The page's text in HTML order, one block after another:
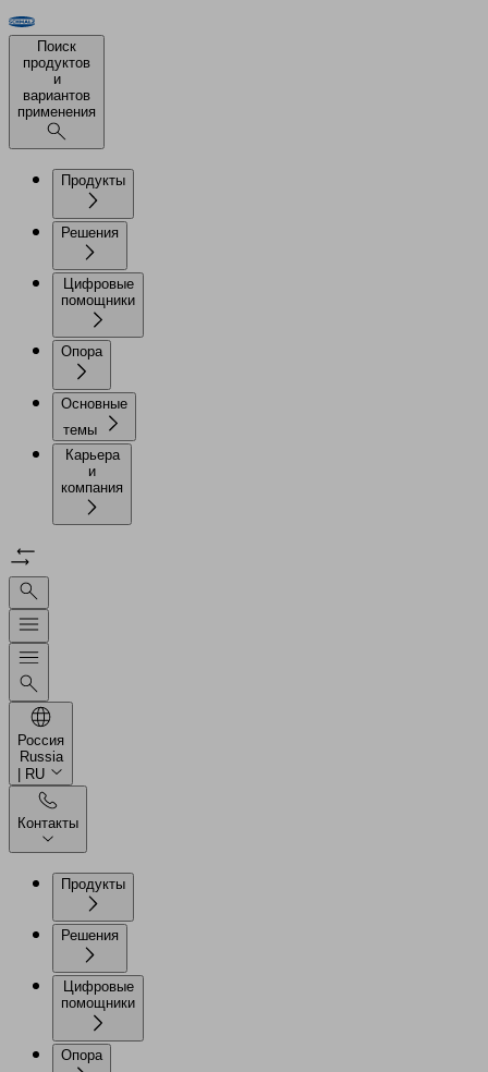
Поиск
продуктов
и
вариантов
применения
Продукты
Решения
Цифровые
помощники
Опора
Основные
темы
Карьера
и
компания
Россия
Russia
| RU
Контакты
Продукты
Решения
Цифровые
помощники
Опора